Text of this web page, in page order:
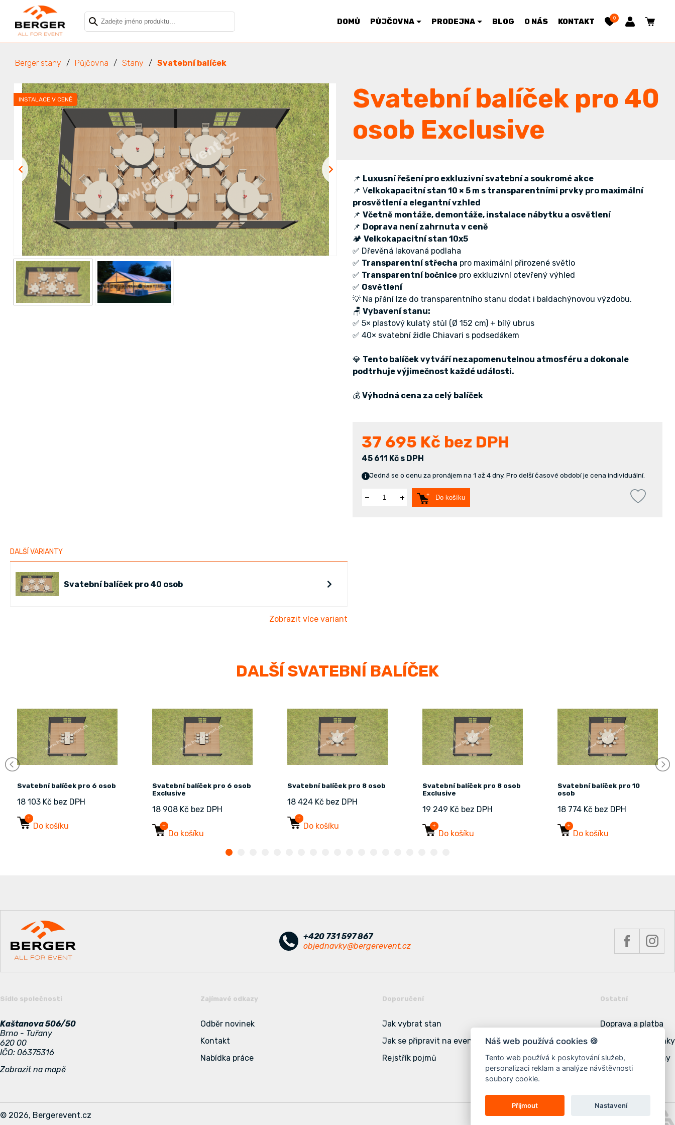
Náš web používá cookies 🍪
Tento web používá k poskytování služeb,
personalizaci reklam a analýze návštěvnosti
soubory cookie.
Přijmout Nastavení
DOMŮ PŮJČOVNA PRODEJNA BLOG O NÁS KONTAKT 0
Berger stany Půjčovna Stany Svatební balíček
INSTALACE V CENĚ
Svatební balíček pro 40
osob Exclusive
📌 Luxusní řešení pro exkluzivní svatební a soukromé akce
📌 Velkokapacitní stan 10 × 5 m s transparentními prvky pro maximální
prosvětlení a elegantní vzhled
📌 Včetně montáže, demontáže, instalace nábytku a osvětlení
📌 Doprava není zahrnuta v ceně
🏕 Velkokapacitní stan 10x5
✅ Dřevěná lakovaná podlaha
✅ Transparentní střecha pro maximální přirozené světlo
✅ Transparentní bočnice pro exkluzivní otevřený výhled
✅ Osvětlení
💡 Na přání lze do transparentního stanu dodat i baldachýnovou výzdobu.
🪑 Vybavení stanu:
✅ 5× plastový kulatý stůl (Ø 152 cm) + bílý ubrus
✅ 40× svatební židle Chiavari s podsedákem
💎 Tento balíček vytváří nezapomenutelnou atmosféru a dokonale
podtrhuje výjimečnost každé události.
💰 Výhodná cena za celý balíček
37 695 Kč bez DPH
45 611 Kč s DPH
Jedná se o cenu za pronájem na 1 až 4 dny. Pro delší časové období je cena individuální.
Do košíku
DALŠÍ VARIANTY
Svatební balíček pro 40 osob
Zobrazit více variant
DALŠÍ SVATEBNÍ BALÍČEK
Svatební balíček pro 6 osob
18 103 Kč bez DPH
Do košíku
Svatební balíček pro 6 osob
Exclusive
18 908 Kč bez DPH
Do košíku
Svatební balíček pro 8 osob
18 424 Kč bez DPH
Do košíku
Svatební balíček pro 8 osob
Exclusive
19 249 Kč bez DPH
Do košíku
Svatební balíček pro 10
osob
18 774 Kč bez DPH
Do košíku
+420 731 597 867
objednavky@bergerevent.cz
Sídlo společnosti
Kaštanova 506/50
Brno - Tuřany
620 00
IČO: 06375316
Zobrazit na mapě
Zajímavé odkazy
Odběr novinek
Kontakt
Nabídka práce
Doporučení
Jak vybrat stan
Jak se připravit na event
Rejstřík pojmů
Ostatní
Doprava a platba
Obchodní podmínky
Podmínky ochrany
© 2026, Bergerevent.cz